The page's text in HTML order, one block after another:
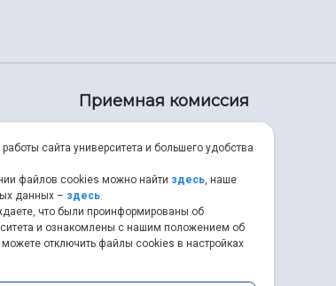
Приемная комиссия
8 (846) 267-48-67
priem@ssau.ru
сайта университета и большего удобства
файлов cookies можно найти здесь, наше
данных – здесь.
что были проинформированы об
и ознакомлены с нашим положением об
отключить файлы cookies в настройках